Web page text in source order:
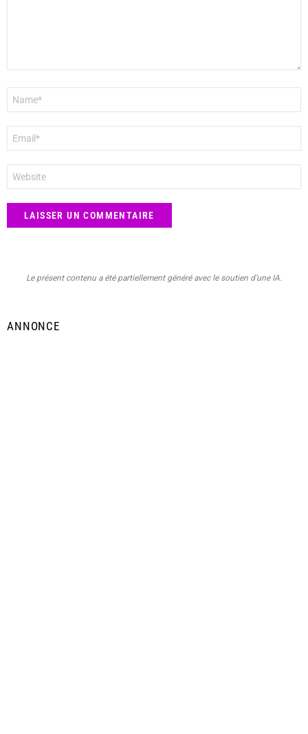
mail
*
web
Le présent contenu a été partiellement généré avec le soutien d’une IA.
ANNONCE